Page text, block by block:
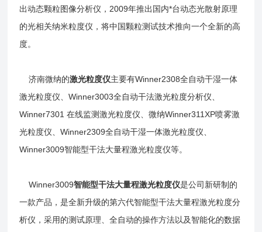
出动态颗粒图像分析仪，2009年推出国内*台动态光散射原理
的光相关纳米粒度仪，将中国颗粒测试技术推向一个全新的高
度。
济南微纳的激光粒度仪主要有Winner2308全自动干湿一体
激光粒度仪、Winner3003全自动干法激光粒度分析仪、
Winner7301 在线监测激光粒度仪、微纳Winner311XP喷雾激
光粒度仪、Winner2309全自动干湿一体激光粒度仪、
Winner3009智能型干法大量程激光粒度仪等。
Winner3009智能型干法大量程激光粒度仪是公司新研制的
一款产品，是全新升级的第六代智能型干法大量程激光粒度分
析仪，采用的测试原理、全自动的操作方法以及智能化的数据